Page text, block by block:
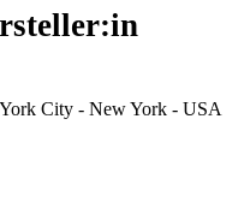
City - New York - USA